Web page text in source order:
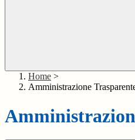
Home >
Amministrazione